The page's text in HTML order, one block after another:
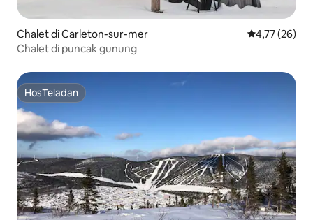
Chalet di Carleton-sur-mer Nilai rata-rata
4,77 (26)
Chalet di puncak gunung
HosTeladan
HosTeladan